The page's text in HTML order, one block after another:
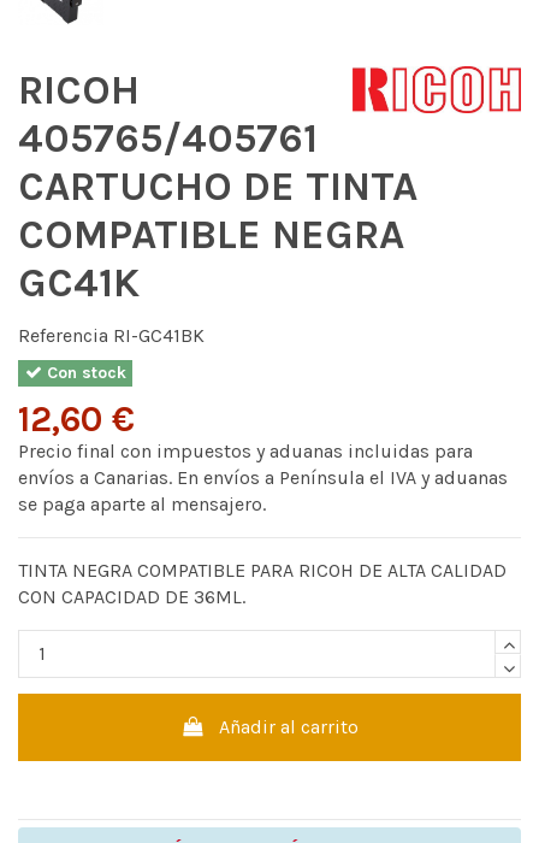
RICOH
405765/405761
CARTUCHO DE TINTA
COMPATIBLE NEGRA
GC41K
Referencia RI-GC41BK
Con stock
12,60 €
Precio final con impuestos y aduanas incluidas para
envíos a Canarias. En envíos a Península el IVA y aduanas
se paga aparte al mensajero.
TINTA NEGRA COMPATIBLE PARA RICOH DE ALTA CALIDAD
CON CAPACIDAD DE 36ML.
Añadir al carrito